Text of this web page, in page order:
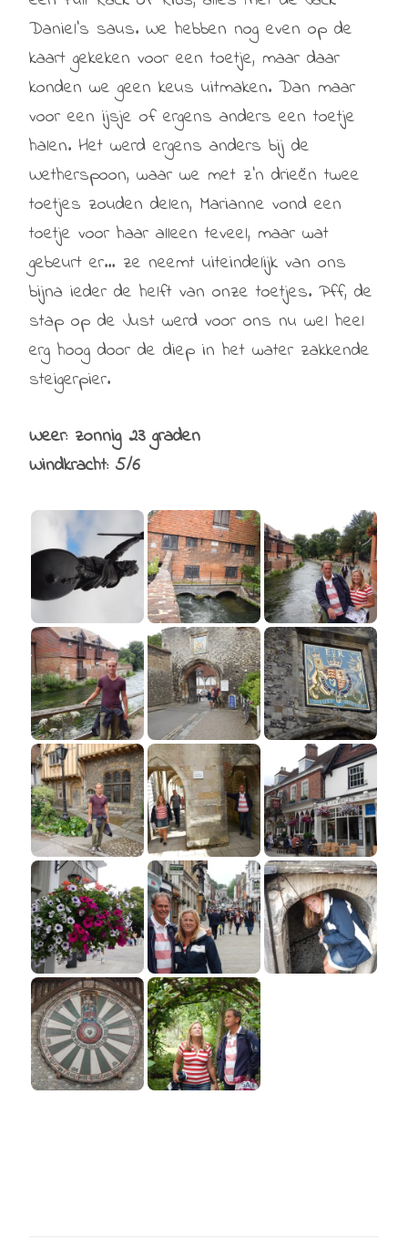
Daniel’s saus. We hebben nog even op de
kaart gekeken voor een toetje, maar daar
konden we geen keus uitmaken. Dan maar
voor een ijsje of ergens anders een toetje
halen. Het werd ergens anders bij de
Wetherspoon, waar we met z’n drieën twee
toetjes zouden delen, Marianne vond een
toetje voor haar alleen teveel, maar wat
gebeurt er… ze neemt uiteindelijk van ons
bijna ieder de helft van onze toetjes. Pff, de
stap op de Just werd voor ons nu wel heel
erg hoog door de diep in het water zakkende
steigerpier.
Weer: zonnig 23 graden
Windkracht: 5/6